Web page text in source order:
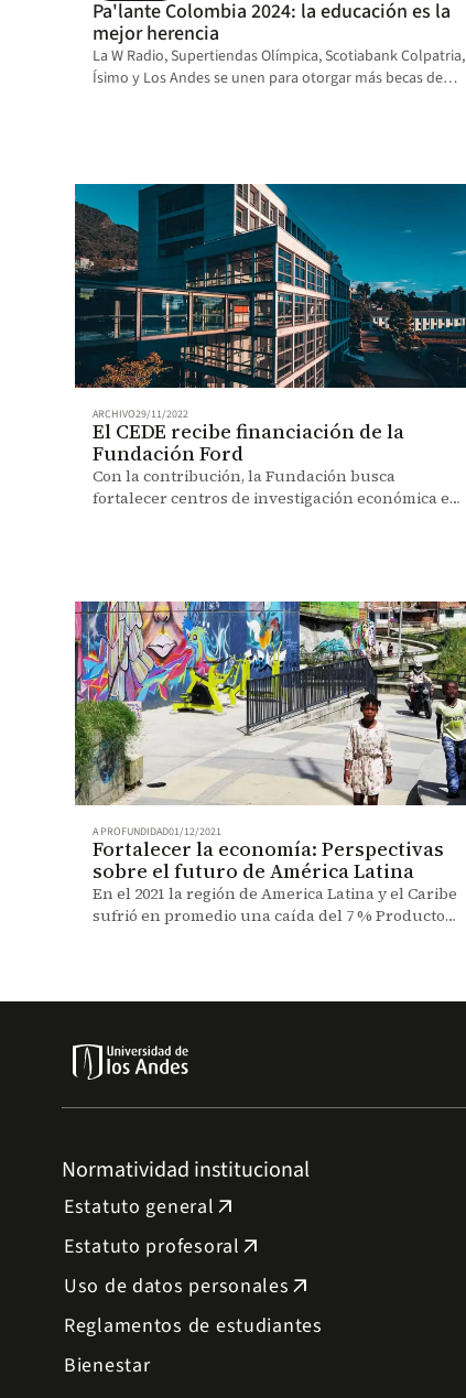
Pa'lante Colombia 2024: la educación es la
mejor herencia
La W Radio, Supertiendas Olímpica, Scotiabank Colpatria,
Ísimo y Los Andes se unen para otorgar más becas de
ARCHIVO29/11/2022
El CEDE recibe financiación de la
Fundación Ford
Con la contribución, la Fundación busca
fortalecer centros de investigación económica en
A PROFUNDIDAD01/12/2021
Fortalecer la economía: Perspectivas
sobre el futuro de América Latina
En el 2021 la región de America Latina y el Caribe
sufrió en promedio una caída del 7 % Producto
Normatividad institucional
Estatuto general arrow_outward
Estatuto profesoral arrow_outward
Uso de datos personales arrow_outward
Reglamentos de estudiantes
Bienestar